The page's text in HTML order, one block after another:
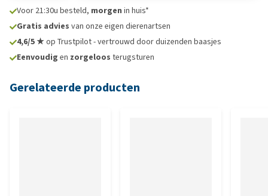
Voor 21:30u besteld, morgen in huis*
Gratis advies van onze eigen dierenartsen
4,6/5 ★op Trustpilot - vertrouwd door duizenden baasjes
Eenvoudig en zorgeloos terugsturen
Gerelateerde producten